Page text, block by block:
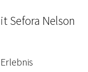
Sefora Nelson